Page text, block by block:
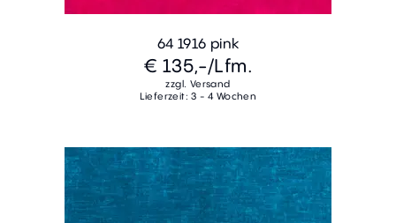
64 1916 pink
€ 135,-/Lfm.
zzgl. Versand
Lieferzeit: 3 - 4 Wochen